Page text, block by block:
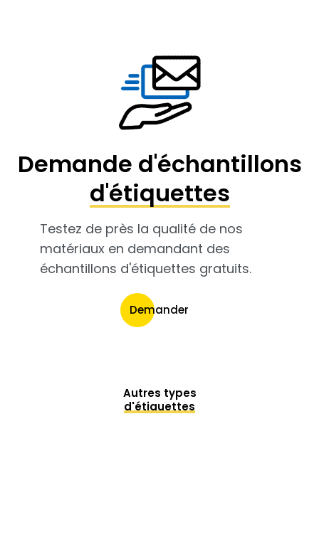
Demande d'échantillons
d'étiquettes
Testez de près la qualité de nos
matériaux en demandant des
échantillons d'étiquettes gratuits.
Demander
Autres types
d'étiquettes